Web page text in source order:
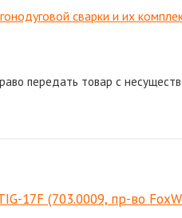
сварки и их
передать товар с
17F (703.0009, пр-во